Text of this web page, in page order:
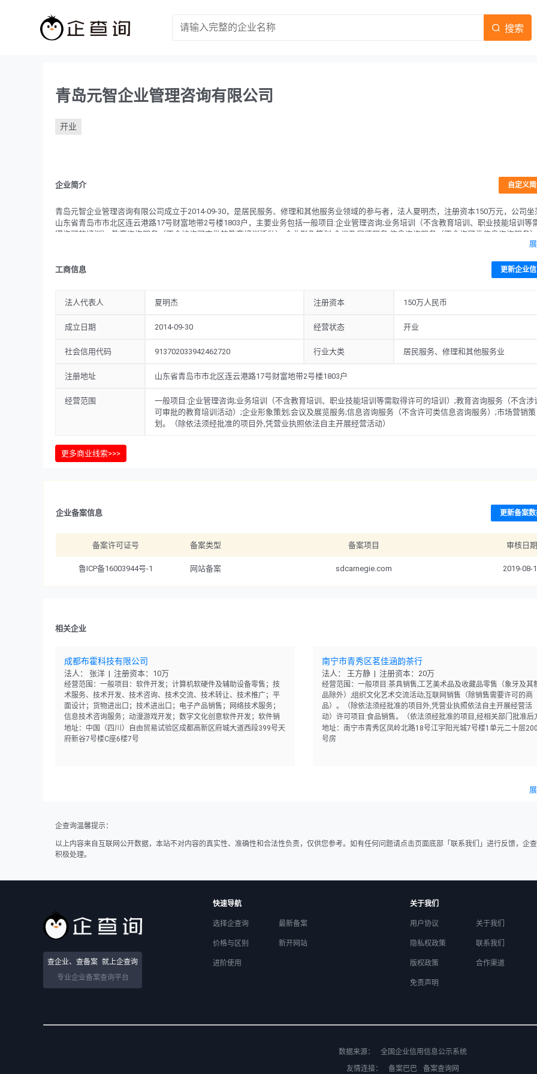
搜索
青岛元智企业管理咨询有限公司
开业
企业简介 自定义
青岛元智企业管理咨询有限公司成立于2014-09-30，是居民服务、修理和其他服务业领域的参与者，法人夏明杰，注册资本150万元，公司坐
山东省青岛市市北区连云港路17号财富地带2号楼1803户，主要业务包括一般项目:企业管理咨询;业务培训（不含教育培训、职业技能培训等
得许可的培训）;教育咨询服务（不含涉许可审批的教育培训活动）;企业形象策划;会议及展览服务;信息咨询服务（不含许可类信息咨询服务
工商信息 更新企业
法人代表人 夏明杰 注册资本 150万人民币
成立日期 2014-09-30 经营状态 开业
社会信用代码 913702033942462720 行业大类 居民服务、修理和其他服务业
注册地址 山东省青岛市市北区连云港路17号财富地带2号楼1803户
经营范围
一般项目:企业管理咨询;业务培训（不含教育培训、职业技能培训等需取得许可的培训）;教育咨询服务（不含涉
可审批的教育培训活动）;企业形象策划;会议及展览服务;信息咨询服务（不含许可类信息咨询服务）;市场营销策
划。（除依法须经批准的项目外,凭营业执照依法自主开展经营活动）
更多商业线索>>>
企业备案信息 更新备案
备案许可证号 备案类型 备案项目 审核日期
鲁ICP备16003944号-1 网站备案 sdcarnegie.com 2019-08-
相关企业
成都布霍科技有限公司
法人： 张洋 | 注册资本：10万
经营范围：一般项目：软件开发；计算机软硬件及辅助设备零售；技
术服务、技术开发、技术咨询、技术交流、技术转让、技术推广；平
面设计；货物进出口；技术进出口；电子产品销售；网络技术服务；
信息技术咨询服务；动漫游戏开发；数字文化创意软件开发；软件销
售。（除依法须经批准的项目外，凭营业执照依法自主开展经营活
动）
地址：中国（四川）自由贸易试验区成都高新区府城大道西段399号天
府新谷7号楼C座6楼7号
南宁市青秀区茗佳涵韵茶行
法人： 王方静 | 注册资本：20万
经营范围：一般项目:茶具销售;工艺美术品及收藏品零售（象牙及其
品除外）;组织文化艺术交流活动;互联网销售（除销售需要许可的商
品）。（除依法须经批准的项目外,凭营业执照依法自主开展经营活
动）许可项目:食品销售。（依法须经批准的项目,经相关部门批准后
可开展经营活动,具体经营项目以相关部门批准文件或许可证件为准
地址：南宁市青秀区凤岭北路18号江宇阳光城7号楼1单元二十层
号房
企查询温馨提示：
以上内容来自互联网公开数据，本站不对内容的真实性、准确性和合法性负责，仅供您参考。如有任何问题请点击页面底部「联系我们」进行反馈，企
积极处理。
查企业、查备案 就上企查询
专业企业备案查询平台
快速导航
选择企查询 最新备案
价格与区别 新开网站
进阶使用
关于我们
用户协议 关于我们
隐私权政策 联系我们
版权政策 合作渠道
免责声明
数据来源：
全国企业信用信息公示系统
友情连接：
备案巴巴 备案查询网